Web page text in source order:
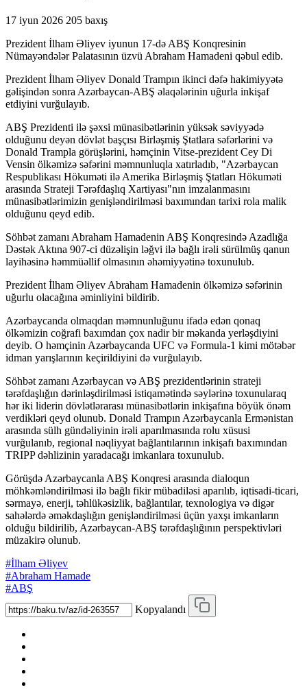
17 iyun 2026 205 baxış
Prezident İlham Əliyev iyunun 17-də ABŞ Konqresinin
Nümayəndələr Palatasının üzvü Abraham Hamadeni qəbul edib.
Prezident İlham Əliyev Donald Trampın ikinci dəfə hakimiyyətə
gəlişindən sonra Azərbaycan-ABŞ əlaqələrinin uğurla inkişaf
etdiyini vurğulayıb.
ABŞ Prezidenti ilə şəxsi münasibətlərinin yüksək səviyyədə
olduğunu deyən dövlət başçısı Birləşmiş Ştatlara səfərlərini və
Donald Trampla görüşlərini, həmçinin Vitse-prezident Cey Di
Vensin ölkəmizə səfərini məmnunluqla xatırladıb, "Azərbaycan
Respublikası Hökuməti ilə Amerika Birləşmiş Ştatları Hökuməti
arasında Strateji Tərəfdaşlıq Xartiyası"nın imzalanmasını
münasibətlərimizin genişləndirilməsi baxımından tarixi rola malik
olduğunu qeyd edib.
Söhbət zamanı Abraham Hamadenin ABŞ Konqresində Azadlığa
Dəstək Aktına 907-ci düzəlişin ləğvi ilə bağlı irəli sürülmüş qanun
layihəsinə həmmüəllif olmasının əhəmiyyətinə toxunulub.
Prezident İlham Əliyev Abraham Hamadenin ölkəmizə səfərinin
uğurlu olacağına əminliyini bildirib.
Azərbaycanda olmaqdan məmnunluğunu ifadə edən qonaq
ölkəmizin coğrafi baxımdan çox nadir bir məkanda yerləşdiyini
deyib. O həmçinin Azərbaycanda UFC və Formula-1 kimi mötəbər
idman yarışlarının keçirildiyini də vurğulayıb.
Söhbət zamanı Azərbaycan və ABŞ prezidentlərinin strateji
tərəfdaşlığın dərinləşdirilməsi istiqamətində səylərinə toxunularaq
hər iki liderin dövlətlərarası münasibətlərin inkişafına böyük önəm
verdikləri qeyd olunub. Donald Trampın Azərbaycanla Ermənistan
arasında sülh gündəliyinin irəli aparılmasında rolu xüsusi
vurğulanıb, regional nəqliyyat bağlantılarının inkişafı baxımından
TRIPP dəhlizinin yaradacağı imkanlara toxunulub.
Görüşdə Azərbaycanla ABŞ Konqresi arasında dialoqun
möhkəmləndirilməsi ilə bağlı fikir mübadiləsi aparılıb, iqtisadi-ticari,
sərmayə, enerji, təhlükəsizlik, bağlantılar, texnologiya və digər
sahələrdə əməkdaşlığın genişləndirilməsi üçün yaxşı imkanların
olduğu bildirilib, Azərbaycan-ABŞ tərəfdaşlığının perspektivləri
müzakirə olunub.
#İlham Əliyev
#Abraham Hamade
#ABŞ
Kopyalandı